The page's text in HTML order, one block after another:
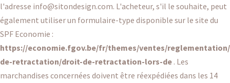
l'adresse info@sitondesign.com. L'acheteur, s'il le souhaite, peut
également utiliser un formulaire-type disponible sur le site du
SPF Economie :
https://economie.fgov.be/fr/themes/ventes/
de-retractation/droit-de-retractation-lors-de . Les
marchandises concernées doivent être réexpédiées dans les 14